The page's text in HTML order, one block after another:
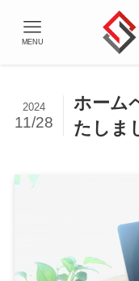
MENU
ホーム
たしま
2024
11/28